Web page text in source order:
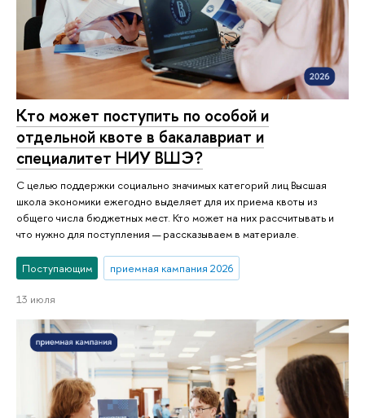
Кто может поступить по особой и
отдельной квоте в бакалавриат и
специалитет НИУ ВШЭ?
С целью поддержки социально значимых категорий лиц Высшая
школа экономики ежегодно выделяет для их приема квоты из
общего числа бюджетных мест. Кто может на них рассчитывать и
что нужно для поступления — рассказываем в материале.
Поступающим приемная кампания 2026
13 июля